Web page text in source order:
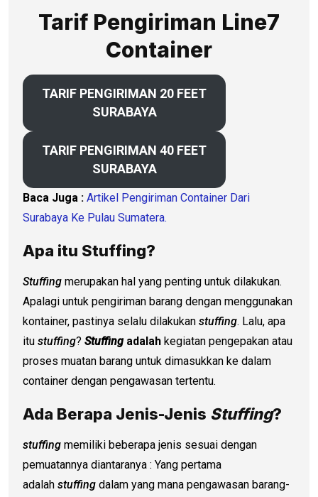
Tarif Pengiriman Line7
Container
TARIF PENGIRIMAN 20 FEET
SURABAYA
TARIF PENGIRIMAN 40 FEET
SURABAYA
Baca Juga : Artikel Pengiriman Container Dari
Surabaya Ke Pulau Sumatera.
Apa itu Stuffing?
Stuffing merupakan hal yang penting untuk dilakukan.
Apalagi untuk pengiriman barang dengan menggunakan
kontainer, pastinya selalu dilakukan stuffing. Lalu, apa
itu stuffing? Stuffingadalah kegiatan pengepakan atau
proses muatan barang untuk dimasukkan ke dalam
container dengan pengawasan tertentu.
Ada Berapa Jenis-Jenis Stuffing?
stuffing memiliki beberapa jenis sesuai dengan
pemuatannya diantaranya : Yang pertama
adalah stuffing dalam yang mana pengawasan barang-